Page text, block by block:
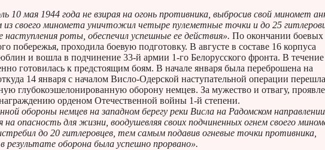
10 мая 1944 года не взирая на огонь противника, выбросив свой миномет
своего миномета уничтожил четыре пулеметные точки и до 25
роты, обеспечил успешные ее действия». По окончании боевых
побережья, проходила боевую подготовку. В августе в составе 16 корпуса
и вошла в подчинение 33-й армии 1-го Белорусского фронта. В
готовилась к предстоящим боям. В начале января была переброшена на
14 января с началом Висло-Одерской наступательной операции
глубокоэшелонированную оборону немцев. За мужество и отвагу,
орденом Отечественной войны 1-й степени.
обороны немцев на западном берегу реки Висла на Радомском
на опасность для жизни, воодушевляя своих подчиненных огнем своего
до 20 гитлеровцев, тем самым подавив огневые точки противника,
результате оборона была успешно прорвано».